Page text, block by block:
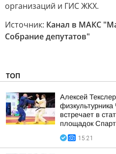
организаций и ГИС ЖКХ.
Источник: Канал в МАКС
Собрание депутатов"
ТОП
Алексей
физкультурника
встречает в
площадок
15:21